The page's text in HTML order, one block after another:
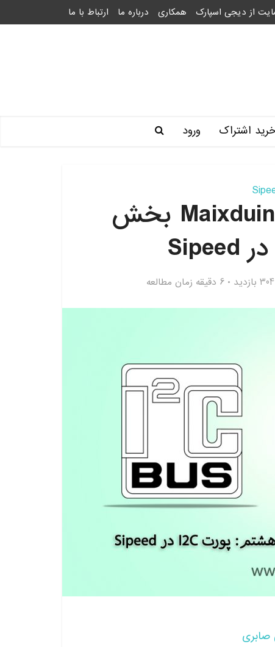
از دیجی اسپارک همکاری درباره ما ارتباط با ما
اشتراک ورود
راه اندازی و کار با برد Maixduino بخش
304 بازدید 6 دقیقه زمان مطالعه
صابری